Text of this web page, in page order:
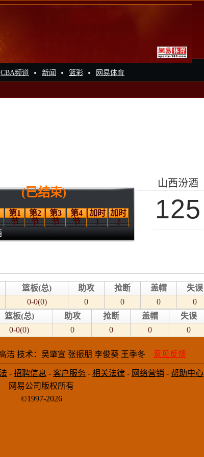
CBA频道 新闻 篮彩 网易体育
(已结束)
第1
节
第2
节
第3
节
第4
节
加时
1
加时
2
山西汾酒
125
篮板(总) 助攻 抢断 盖帽 失误
0-0(0) 0 0 0 0
篮板(总) 助攻 抢断 盖帽 失误
0-0(0) 0 0 0 0
洁 技术：吴肇宣 张振朋 李俊葵 王季冬 意见反馈
- 招聘信息 - 客户服务 - 相关法律 - 网络营销 - 帮助中心
网易公司版权所有
©1997-2026